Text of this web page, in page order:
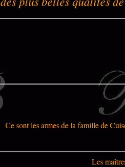
Ce sont les armes de la famille de
Les